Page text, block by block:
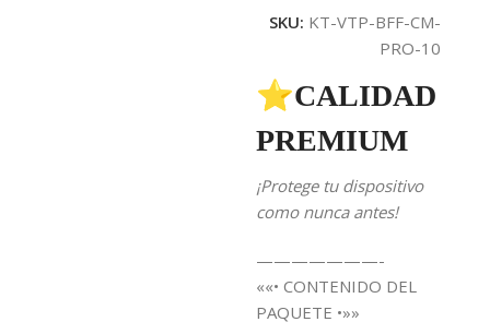
SKU: KT-VTP-BFF-CM-
PRO-10
⭐CALIDAD
PREMIUM
¡Protege tu dispositivo
como nunca antes!
———————-
««• CONTENIDO DEL
PAQUETE •»»